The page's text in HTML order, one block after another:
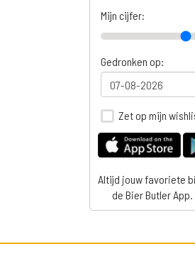
Mijn cijfer:
Gedronken op:
Zet op mijn
Altijd jouw favoriete
de Bier Butler App.